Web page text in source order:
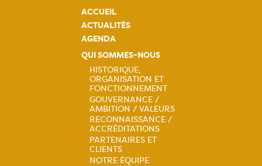
ACCUEIL
ACTUALITÉS
AGENDA
QUI SOMMES-NOUS
Navigation
principale
HISTORIQUE,
ORGANISATION ET
FONCTIONNEMENT
GOUVERNANCE /
AMBITION / VALEURS
RECONNAISSANCE /
ACCRÉDITATIONS
PARTENAIRES ET
CLIENTS
NOTRE ÉQUIPE